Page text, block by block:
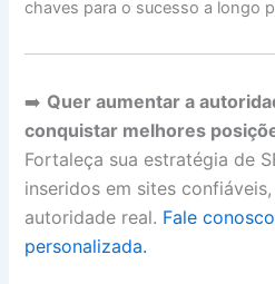
chaves para o sucesso a longo
➡️ Quer aumentar a
conquistar melhores
Fortaleça sua estratégia de
inseridos em sites
autoridade real. Fale
personalizada.